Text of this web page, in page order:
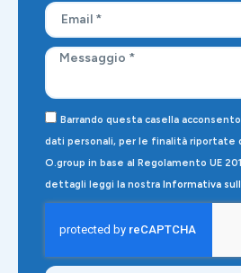
Barrando questa casella
dati personali, per le finalità riportate
O.group in base al Regolamento UE
dettagli leggi la nostra Informativa